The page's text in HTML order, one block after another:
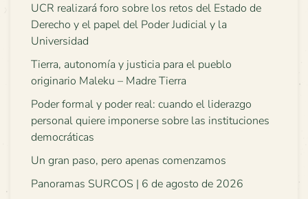
UCR realizará foro sobre los retos del Estado de
Derecho y el papel del Poder Judicial y la
Universidad
Tierra, autonomía y justicia para el pueblo
originario Maleku – Madre Tierra
Poder formal y poder real: cuando el liderazgo
personal quiere imponerse sobre las instituciones
democráticas
Un gran paso, pero apenas comenzamos
Panoramas SURCOS | 6 de agosto de 2026